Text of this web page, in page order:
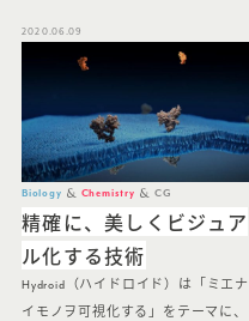
Biology Chemistry CG
2020.06.09
精確に、美しくビジュア
ル化する技術
Hydroid（ハイドロイド）は「ミエナ
イモノヲ可視化する」をテーマに、